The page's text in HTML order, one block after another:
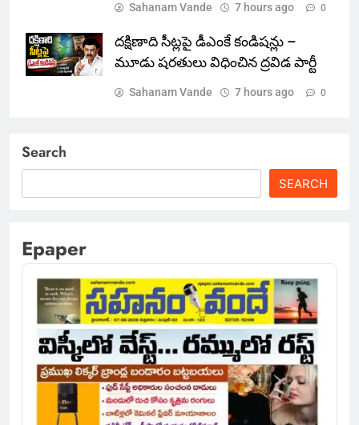
Sahanam Vande 7 hours ago 0
దక్షిణాది సీట్లపై డీఎంకే కండిషన్లు –
మూడు షరతులు విధించిన ద్రవిడ పార్టీ
Sahanam Vande 7 hours ago 0
Search
SEARCH
Epaper